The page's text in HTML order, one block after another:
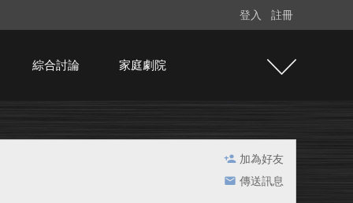
登入 註冊
綜合討論 家庭劇院
加為好友
傳送訊息